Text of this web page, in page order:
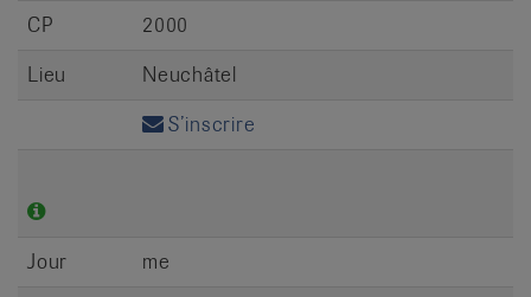
CP
2000
Lieu
Neuchâtel
S’inscrire
Jour
me